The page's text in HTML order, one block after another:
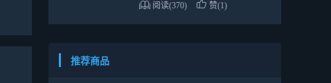
阅读(370) 赞(1)
推荐商品